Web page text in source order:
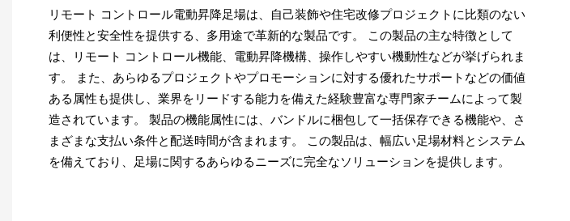
リモート コントロール電動昇降足場は、自己装飾や住宅改修プロジェクトに比類のない
利便性と安全性を提供する、多用途で革新的な製品です。 この製品の主な特徴として
は、リモート コントロール機能、電動昇降機構、操作しやすい機動性などが挙げられま
す。 また、あらゆるプロジェクトやプロモーションに対する優れたサポートなどの価値
ある属性も提供し、業界をリードする能力を備えた経験豊富な専門家チームによって製
造されています。 製品の機能属性には、バンドルに梱包して一括保存できる機能や、さ
まざまな支払い条件と配送時間が含まれます。 この製品は、幅広い足場材料とシステム
を備えており、足場に関するあらゆるニーズに完全なソリューションを提供します。